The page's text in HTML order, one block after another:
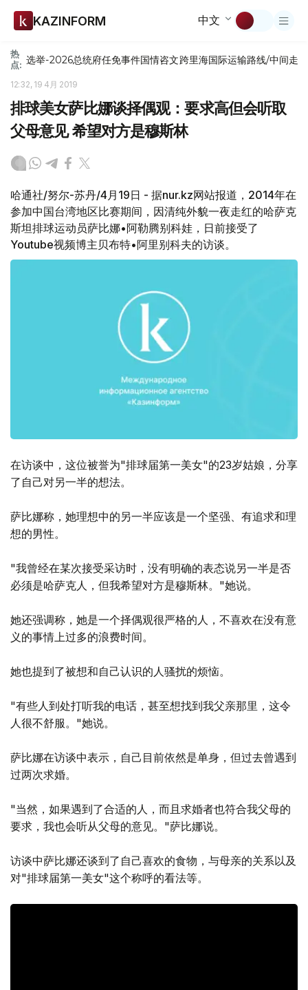
KAZINFORM 中文
热
点: 选举-2026总统府任免事件国情咨文跨里海国际运输路线/中间走廊
12:32, 19 4月 2019
排球美女萨比娜谈择偶观：要求高但会听取
父母意见 希望对方是穆斯林
哈通社/努尔-苏丹/4月19日 - 据nur.kz网站报道，2014年在
参加中国台湾地区比赛期间，因清纯外貌一夜走红的哈萨克
斯坦排球运动员萨比娜•阿勒腾别科娃，日前接受了
Youtube视频博主贝布特•阿里别科夫的访谈。
在访谈中，这位被誉为"排球届第一美女"的23岁姑娘，分享
了自己对另一半的想法。
萨比娜称，她理想中的另一半应该是一个坚强、有追求和理
想的男性。
"我曾经在某次接受采访时，没有明确的表态说另一半是否
必须是哈萨克人，但我希望对方是穆斯林。"她说。
她还强调称，她是一个择偶观很严格的人，不喜欢在没有意
义的事情上过多的浪费时间。
她也提到了被想和自己认识的人骚扰的烦恼。
"有些人到处打听我的电话，甚至想找到我父亲那里，这令
人很不舒服。"她说。
萨比娜在访谈中表示，自己目前依然是单身，但过去曾遇到
过两次求婚。
"当然，如果遇到了合适的人，而且求婚者也符合我父母的
要求，我也会听从父母的意见。"萨比娜说。
访谈中萨比娜还谈到了自己喜欢的食物，与母亲的关系以及
对"排球届第一美女"这个称呼的看法等。